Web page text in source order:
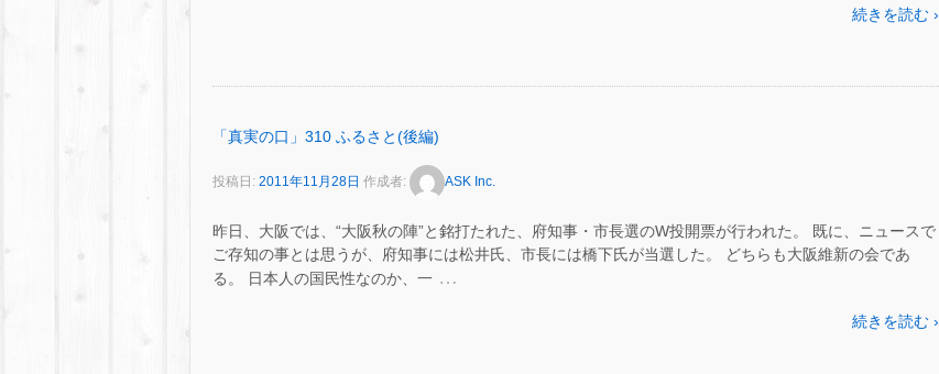
続きを読む ›
「真実の口」310 ふるさと(後編)
投稿日: 2011年11月28日 作成者: ASK Inc.
昨日、大阪では、“大阪秋の陣”と銘打たれた、府知事・市長選のW投開票が行われた。 既に、ニュースで
ご存知の事とは思うが、府知事には松井氏、市長には橋下氏が当選した。 どちらも大阪維新の会であ
る。 日本人の国民性なのか、一 …
続きを読む ›